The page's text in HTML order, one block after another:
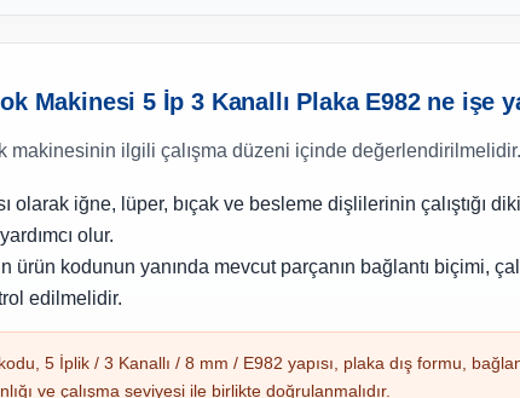
Makinesi 5 İp 3 Kanallı Plaka E982 ne işe
makinesinin ilgili çalışma düzeni içinde değerlendirilmelidir.
olarak iğne, lüper, bıçak ve besleme dişlilerinin çalıştığı
olur.
ürün kodunun yanında mevcut parçanın bağlantı biçimi,
edilmelidir.
5 İplik / 3 Kanallı / 8 mm / E982 yapısı, plaka dış formu,
ve çalışma seviyesi ile birlikte doğrulanmalıdır.